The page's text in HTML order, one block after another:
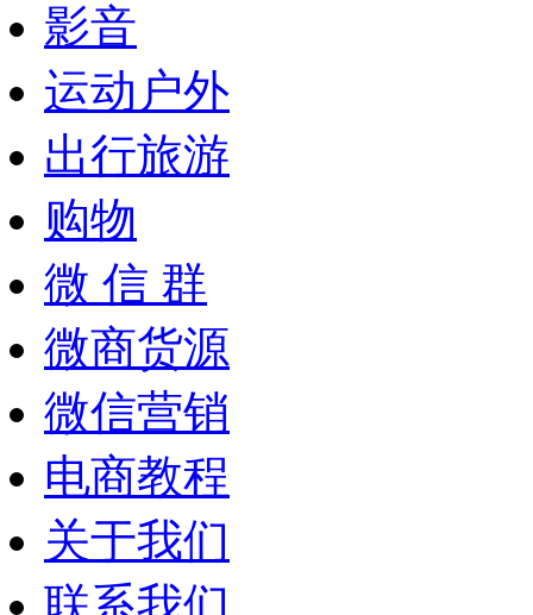
影音
运动户外
出行旅游
购物
微 信 群
微商货源
微信营销
电商教程
关于我们